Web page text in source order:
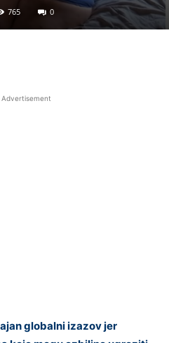
765 0
Advertisement
globalni izazov jer